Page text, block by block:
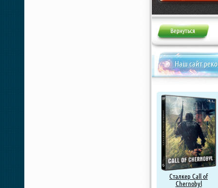
Жалоба
Наш сайт
Сталкер Call of
Chernobyl